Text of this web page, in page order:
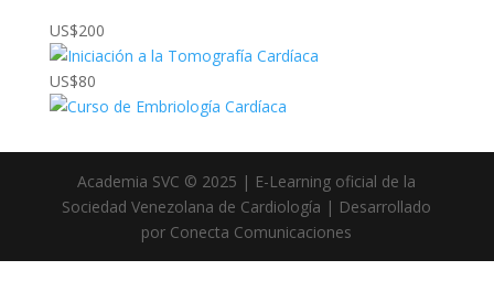
US$200
US$80
Academia SVC © 2025 | E-Learning oficial de la
Sociedad Venezolana de Cardiología | Desarrollado
por Conecta Comunicaciones